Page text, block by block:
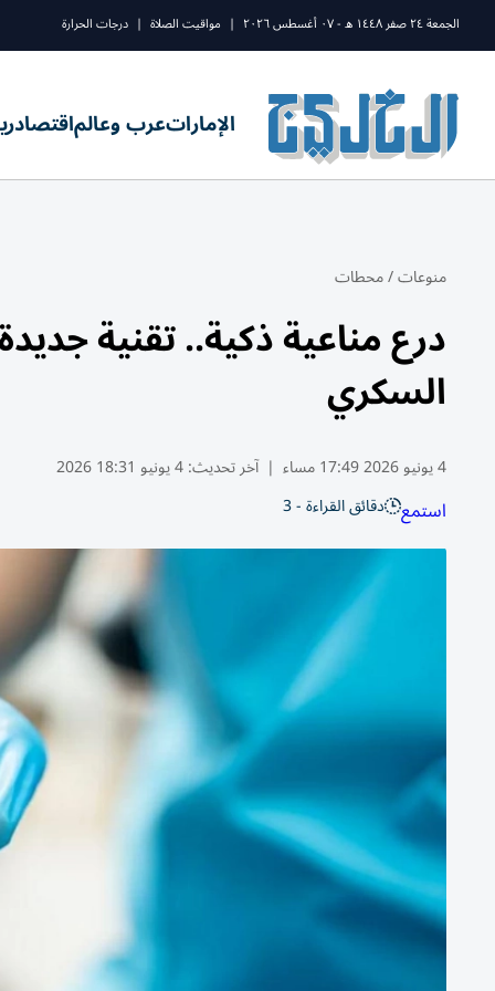
الجمعة ٢٤ صفر ١٤٤٨ ه - ٠٧ أغسطس ٢٠٢٦ | مواقيت الصلاة | درجات الحرارة
الإماراتعرب وعالماقتصاد
منوعات/محطات
درع مناعية ذكية.. تقنية
السكري
4 يونيو 2026 17:49 مساء | آخر تحديث:4 يونيو 18:31 2026
استمع دقائق القراءة - 3